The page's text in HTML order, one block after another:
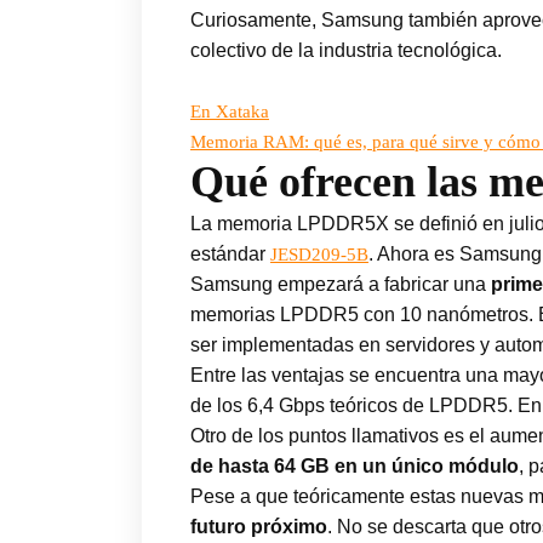
Curiosamente, Samsung también
colectivo de la industria tecnológica.
En Xataka
Memoria RAM: qué es, para qué sirve y
Qué ofrecen las
La memoria LPDDR5X se definió en
estándar JESD209-5B. Ahora es
Samsung empezará a fabricar una
memorias LPDDR5 con 10
ser implementadas en servidores y
Entre las ventajas se encuentra una
de los 6,4 Gbps teóricos de LPDDR5.
Otro de los puntos llamativos es el
de hasta 64 GB en un único módulo,
Pese a que teóricamente estas nuevas
futuro próximo. No se descarta que